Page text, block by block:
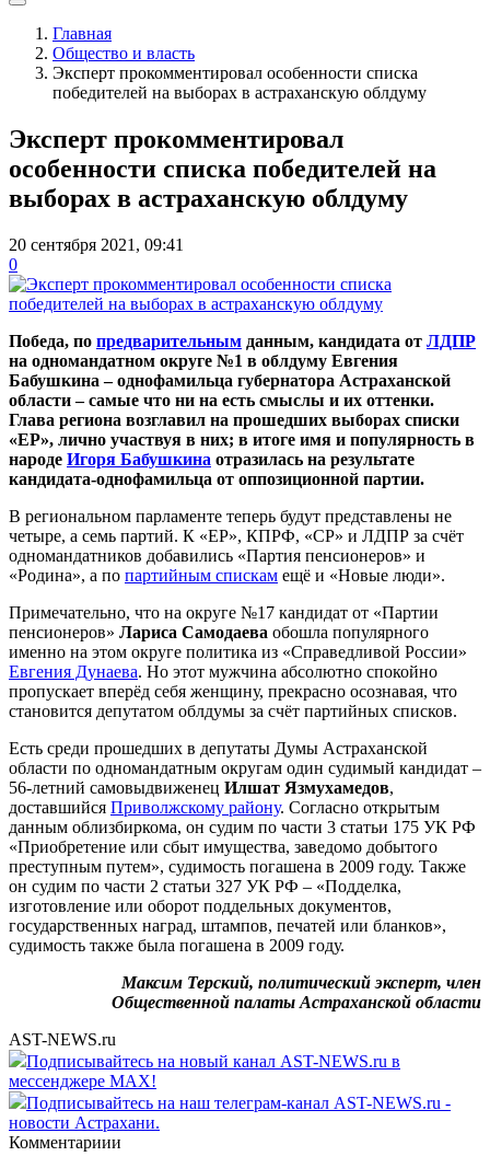
Главная
Общество и власть
Эксперт прокомментировал особенности списка
победителей на выборах в астраханскую облдуму
Эксперт прокомментировал
особенности списка победителей на
выборах в астраханскую облдуму
20 сентября 2021, 09:41
0
Победа, по предварительным данным, кандидата от ЛДПР
на одномандатном округе №1 в облдуму Евгения
Бабушкина – однофамильца губернатора Астраханской
области – самые что ни на есть смыслы и их оттенки.
Глава региона возглавил на прошедших выборах списки
«ЕР», лично участвуя в них; в итоге имя и популярность в
народе Игоря Бабушкина отразилась на результате
кандидата-однофамильца от оппозиционной партии.
В региональном парламенте теперь будут представлены не
четыре, а семь партий. К «ЕР», КПРФ, «СР» и ЛДПР за счёт
одномандатников добавились «Партия пенсионеров» и
«Родина», а по партийным спискам ещё и «Новые люди».
Примечательно, что на округе №17 кандидат от «Партии
пенсионеров» Лариса Самодаева обошла популярного
именно на этом округе политика из «Справедливой России»
Евгения Дунаева. Но этот мужчина абсолютно спокойно
пропускает вперёд себя женщину, прекрасно осознавая, что
становится депутатом облдумы за счёт партийных списков.
Есть среди прошедших в депутаты Думы Астраханской
области по одномандатным округам один судимый кандидат –
56-летний самовыдвиженец Илшат Язмухамедов,
доставшийся Приволжскому району. Согласно открытым
данным облизбиркома, он судим по части 3 статьи 175 УК РФ
«Приобретение или сбыт имущества, заведомо добытого
преступным путем», судимость погашена в 2009 году. Также
он судим по части 2 статьи 327 УК РФ – «Подделка,
изготовление или оборот поддельных документов,
государственных наград, штампов, печатей или бланков»,
судимость также была погашена в 2009 году.
Максим Терский, политический эксперт, член
Общественной палаты Астраханской области
AST-NEWS.ru
Подписывайтесь на новый канал AST-NEWS.ru в
мессенджере MAX!
Подписывайтесь на наш телеграм-канал AST-NEWS.ru -
новости Астрахани.
Комментариии